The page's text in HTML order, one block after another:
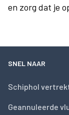
en zorg dat je
SNEL NAAR
Schiphol
Geannuleerde